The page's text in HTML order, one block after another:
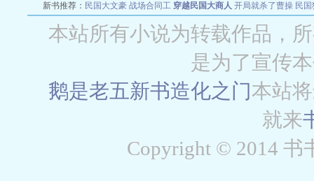
新书推荐： 民国大文豪 战场合同工 穿越民国大商人 开局就杀了曹操 民
本站所有小说为转载作品，
是为了宣传
鹅是老五新书造化之门本站
就来
Copyright © 2014 书